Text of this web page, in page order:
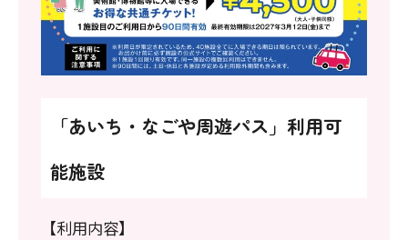
「あいち・なごや周遊パス」利用可
能施設
【利用内容】